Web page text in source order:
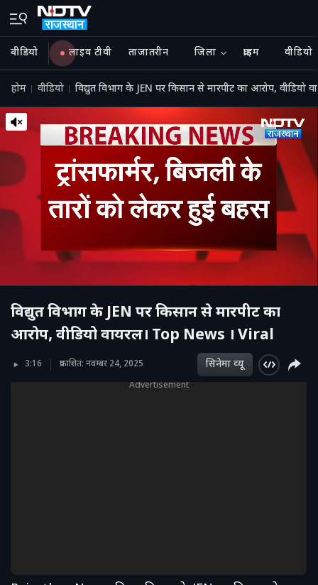
वीडियो लाइव टीवी ताजातरीन जिला क्राइम वीडियो
होम वीडियो विद्युत विभाग के JEN पर किसान से मारपीट का आरोप,
विद्युत विभाग के JEN पर किसान से मारपीट का
आरोप, वीडियो वायरल। Top News । Viral
3:16 प्रकाशित: नवम्बर 24, 2025 सिनेमा व्‍यू
Advertisement